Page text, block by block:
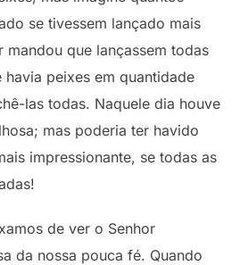
se tivessem lançado mais
mandou que lançassem todas
peixes em quantidade
las todas. Naquele dia houve
mas poderia ter havido
impressionante, se todas as
de ver o Senhor
da nossa pouca fé. Quando